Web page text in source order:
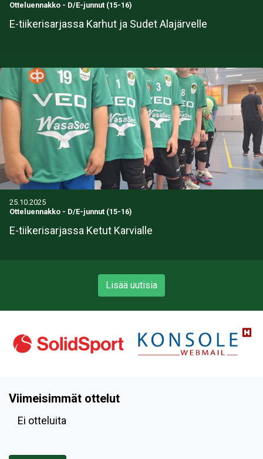
Otteluennakko - D/E-junnut (15-16)
E-tiikerisarjassa Karhut ja Sudet Alajärvelle
25.10.2025
Otteluennakko - D/E-junnut (15-16)
E-tiikerisarjassa Ketut Karvialle
Lisää uutisia
Viimeisimmät ottelut
Ei otteluita